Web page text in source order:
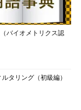
バイオメトリクス認
タリング（初級編）